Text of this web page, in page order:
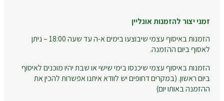
זמני יצור להזמנות אונליין
הזמנות באיסוף עצמי שיבוצעו בימים א-ה עד שעה 18:00 – ניתן
לאסוף ביום ההזמנה.
הזמנות באיסוף עצמי שיכנסו בימי שישי או שבת יהיו מוכנים לאיסוף
ביום ראשון. (במקרים דחופים יש לוודא איתנו אפשרות להכין את
ההזמנה באותו יום)